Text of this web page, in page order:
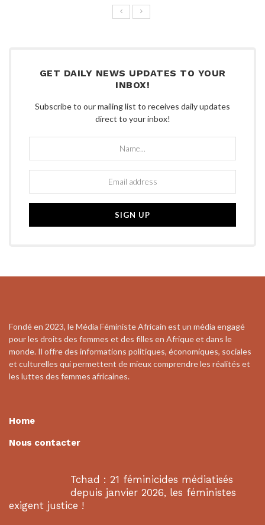
GET DAILY NEWS UPDATES TO YOUR
INBOX!
Subscribe to our mailing list to receives daily updates
direct to your inbox!
Fondé en 2023, le Média Féministe Africain est un média engagé
pour les droits des femmes et des filles en Afrique et dans le
monde. Il offre des informations politiques, économiques, sociales
et culturelles qui permettent de mieux comprendre les réalités et
les luttes des femmes africaines.
Home
Nous contacter
Tchad : 21 féminicides médiatisés
depuis janvier 2026, les féministes
exigent justice !